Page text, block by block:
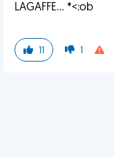
LAGAFFE... *<:ob
11 1